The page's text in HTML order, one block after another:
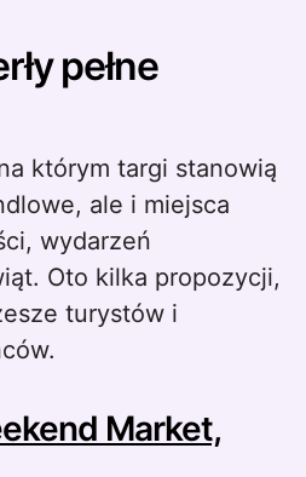
pełne
którym targi stanowią
ale i miejsca
wydarzeń
Oto kilka propozycji,
turystów i
Market,